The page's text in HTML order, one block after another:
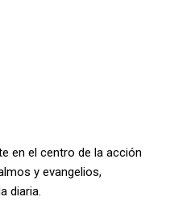
en el centro de la acción
y evangelios,
diaria.